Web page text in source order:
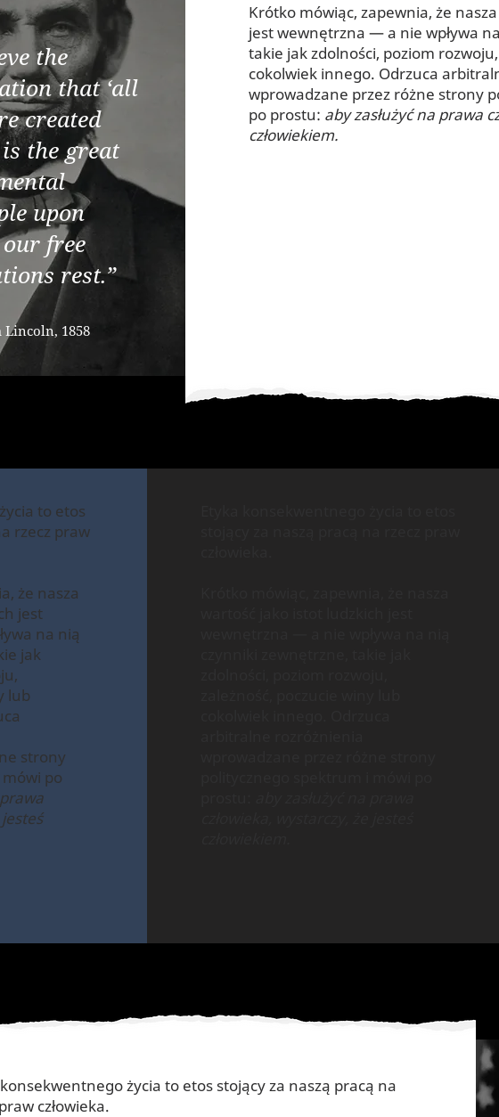
the
that ‘all
created
is the great
upon
free
rest.”
Lincoln, 1858
Krótko mówiąc, zapewnia, że
jest wewnętrzna — a nie wpływa
takie jak zdolności, poziom
cokolwiek innego. Odrzuca
wprowadzane przez różne strony
po prostu: aby zasłużyć na prawa
człowiekiem.
to etos
rzecz praw
że nasza
jest
na nią
jak
lub
strony
po
życia to etos stojący za naszą pracą na
człowieka.